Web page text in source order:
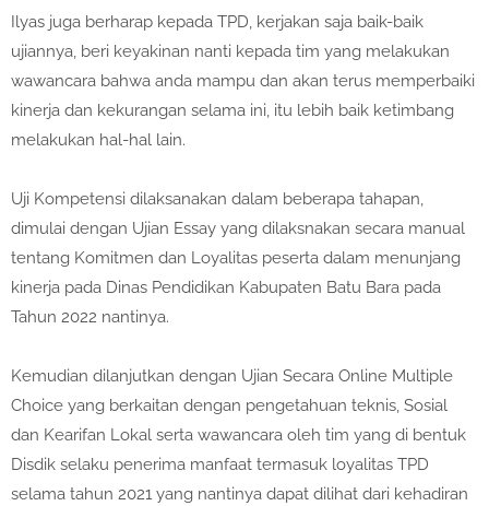
Ilyas juga berharap kepada TPD, kerjakan saja baik-baik
ujiannya, beri keyakinan nanti kepada tim yang melakukan
wawancara bahwa anda mampu dan akan terus memperbaiki
kinerja dan kekurangan selama ini, itu lebih baik ketimbang
melakukan hal-hal lain.
Uji Kompetensi dilaksanakan dalam beberapa tahapan,
dimulai dengan Ujian Essay yang dilaksnakan secara manual
tentang Komitmen dan Loyalitas peserta dalam menunjang
kinerja pada Dinas Pendidikan Kabupaten Batu Bara pada
Tahun 2022 nantinya.
Kemudian dilanjutkan dengan Ujian Secara Online Multiple
Choice yang berkaitan dengan pengetahuan teknis, Sosial
dan Kearifan Lokal serta wawancara oleh tim yang di bentuk
Disdik selaku penerima manfaat termasuk loyalitas TPD
selama tahun 2021 yang nantinya dapat dilihat dari kehadiran